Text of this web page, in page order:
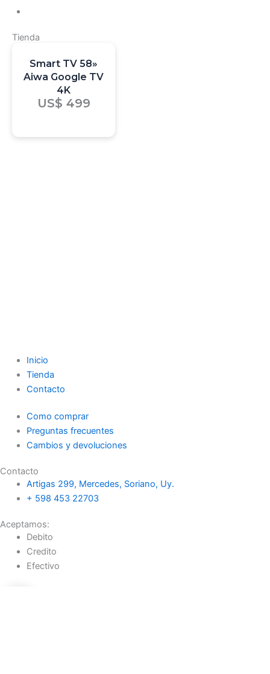
Tienda
Smart TV 58»
Aiwa Google TV
4K
US$ 499
Inicio
Tienda
Contacto
Como comprar
Preguntas frecuentes
Cambios y devoluciones
Contacto
Artigas 299, Mercedes, Soriano, Uy.
+ 598 453 22703
Aceptamos:
Debito
Credito
Efectivo